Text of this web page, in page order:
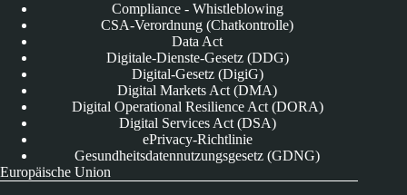
Compliance - Whistleblowing
CSA-Verordnung (Chatkontrolle)
Data Act
Digitale-Dienste-Gesetz (DDG)
Digital-Gesetz (DigiG)
Digital Markets Act (DMA)
Digital Operational Resilience Act (DORA)
Digital Services Act (DSA)
ePrivacy-Richtlinie
Gesundheitsdatennutzungsgesetz (GDNG)
Europäische Union